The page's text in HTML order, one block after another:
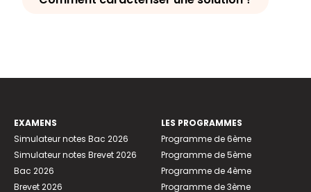
EXAMENS
Simulateur notes Bac 2026
Simulateur notes Brevet 2026
Bac 2026
Brevet 2026
LES PROGRAMMES
Programme de 6ème
Programme de 5ème
Programme de 4ème
Programme de 3ème